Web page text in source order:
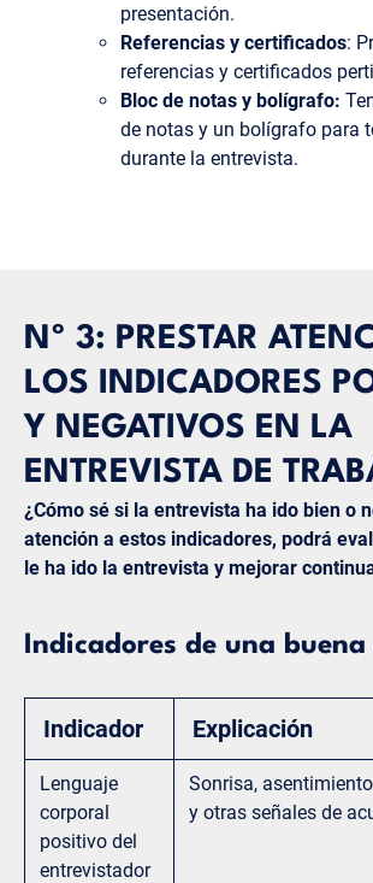
presentación.
Referencias y certificados:
referencias y certificados
Bloc de notas y bolígrafo:
de notas y un bolígrafo para
durante la entrevista.
Nº 3: PRESTAR
LOS INDICADORES
Y NEGATIVOS EN LA
ENTREVISTA DE
¿Cómo sé si la entrevista ha ido bien o
atención a estos indicadores, podrá
le ha ido la entrevista y mejorar
Indicadores de una
Indicador Explicación
Lenguaje
corporal
positivo del
entrevistador
Sonrisa,
y otras señales de